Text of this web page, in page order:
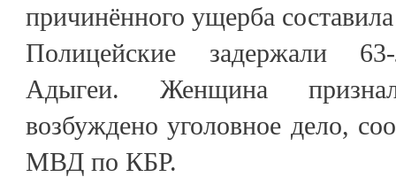
причинённого ущерба
Полицейские задержали
Адыгеи. Женщина
возбуждено уголовное дело,
МВД по КБР.